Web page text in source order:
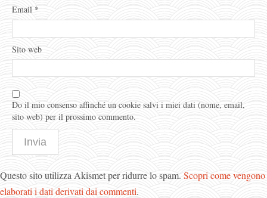
Email *
Sito web
Do il mio consenso affinché un cookie salvi i miei dati (nome, email,
sito web) per il prossimo commento.
Questo sito utilizza Akismet per ridurre lo spam. Scopri come vengono
elaborati i dati derivati dai commenti.